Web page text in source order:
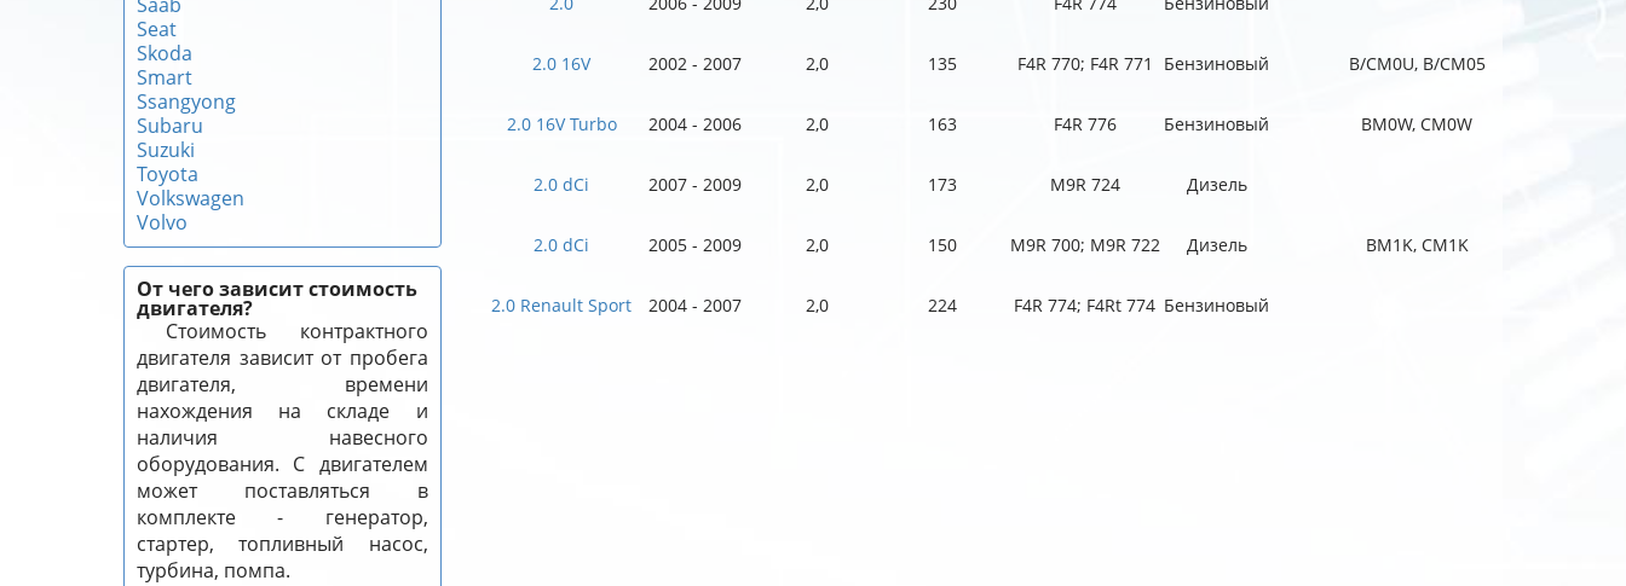
Seat
Skoda
Smart
Ssangyong
Subaru
Suzuki
Toyota
Volkswagen
Volvo
От чего зависит стоимость
двигателя?
Стоимость контрактного
двигателя зависит от пробега
двигателя, времени
нахождения на складе и
наличия навесного
оборудования. С двигателем
может поставляться в
комплекте - генератор,
стартер, топливный насос,
турбина, помпа.
2.0 16V 2002 - 2007 2,0 135 F4R 770; F4R 771 Бензиновый B/CM0U, B/CM05
2.0 16V Turbo 2004 - 2006 2,0 163 F4R 776 Бензиновый BM0W, CM0W
2.0 dCi 2007 - 2009 2,0 173 M9R 724 Дизель
2.0 dCi 2005 - 2009 2,0 150 M9R 700; M9R 722 Дизель BM1K, CM1K
2.0 Renault Sport 2004 - 2007 2,0 224 F4R 774; F4Rt 774 Бензиновый